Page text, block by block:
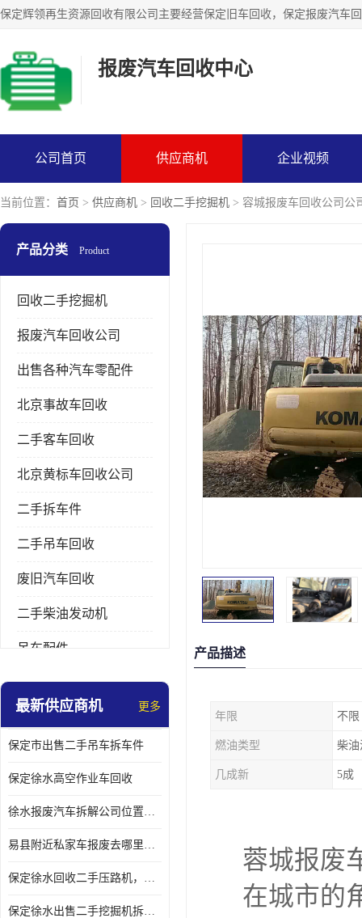
报废汽车回收中心
公司首页 供应商机 企业视频
当前位置： 首页 > 供应商机 > 回收二手挖掘机 > 容城报废车回收公司公
产品分类 Product
回收二手挖掘机
报废汽车回收公司
出售各种汽车零配件
北京事故车回收
二手客车回收
北京黄标车回收公司
二手拆车件
二手吊车回收
废旧汽车回收
二手柴油发动机
吊车配件
挖掘机拆车件
最新供应商机 更多
保定市出售二手吊车拆车件
保定徐水高空作业车回收
徐水报废汽车拆解公司位置，出售二手拆车件发动机
易县附近私家车报废去哪里，咨询车辆销户流程电话
保定徐水回收二手压路机，压路机拆解市场在哪
保定徐水出售二手挖掘机拆车件，挖掘机配件，液压件出售
产品描述
年限 不限
燃油类型 柴油
几成新 5成
蓉城报废
在城市的